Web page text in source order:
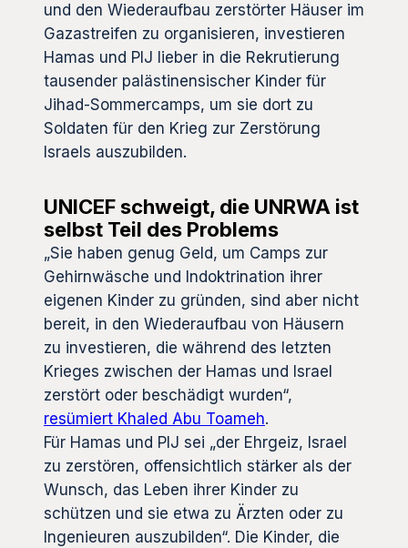
und den Wiederaufbau zerstörter Häuser im
Gazastreifen zu organisieren, investieren
Hamas und PIJ lieber in die Rekrutierung
tausender palästinensischer Kinder für
Jihad-Sommercamps, um sie dort zu
Soldaten für den Krieg zur Zerstörung
Israels auszubilden.
UNICEF schweigt, die UNRWA ist
selbst Teil des Problems
„Sie haben genug Geld, um Camps zur
Gehirnwäsche und Indoktrination ihrer
eigenen Kinder zu gründen, sind aber nicht
bereit, in den Wiederaufbau von Häusern
zu investieren, die während des letzten
Krieges zwischen der Hamas und Israel
zerstört oder beschädigt wurden“,
resümiert Khaled Abu Toameh.
Für Hamas und PIJ sei „der Ehrgeiz, Israel
zu zerstören, offensichtlich stärker als der
Wunsch, das Leben ihrer Kinder zu
schützen und sie etwa zu Ärzten oder zu
Ingenieuren auszubilden“. Die Kinder, die